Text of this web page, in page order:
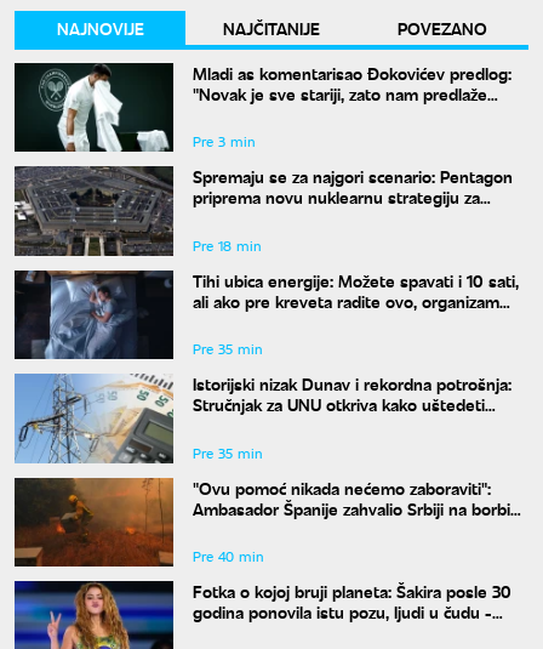
NAJNOVIJE NAJČITANIJE
POVEZANO
Mladi as komentarisao Đokovićev predlog:
"Novak je sve stariji, zato nam predlaže
Pre 3 min
Spremaju se za najgori scenario: Pentagon
priprema novu nuklearnu strategiju za
Pre 18 min
Tihi ubica energije: Možete spavati i 10 sati,
ali ako pre kreveta radite ovo, organizam
Pre 35 min
Istorijski nizak Dunav i rekordna potrošnja:
Stručnjak za UNU otkriva kako uštedeti
Pre 35 min
"Ovu pomoć nikada nećemo zaboraviti":
Ambasador Španije zahvalio Srbiji na borbi
Pre 40 min
Fotka o kojoj bruji planeta: Šakira posle 30
godina ponovila istu pozu, ljudi u čudu -